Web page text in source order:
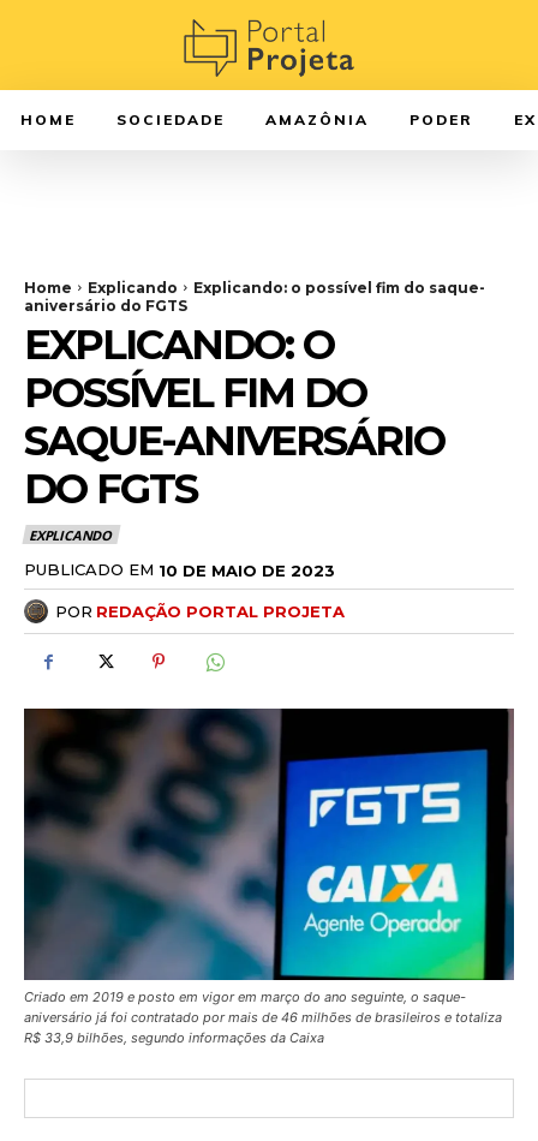
HOME SOCIEDADE AMAZÔNIA PODER
Home Explicando
Explicando: o possível fim do saque-
aniversário do FGTS
EXPLICANDO: O
POSSÍVEL FIM DO
SAQUE-ANIVERSÁRIO
DO FGTS
EXPLICANDO
PUBLICADO EM 10 DE MAIO DE 2023
POR REDAÇÃO PORTAL PROJETA
Criado em 2019 e posto em vigor em março do ano seguinte, o saque-
aniversário já foi contratado por mais de 46 milhões de brasileiros e totaliza
R$ 33,9 bilhões, segundo informações da Caixa